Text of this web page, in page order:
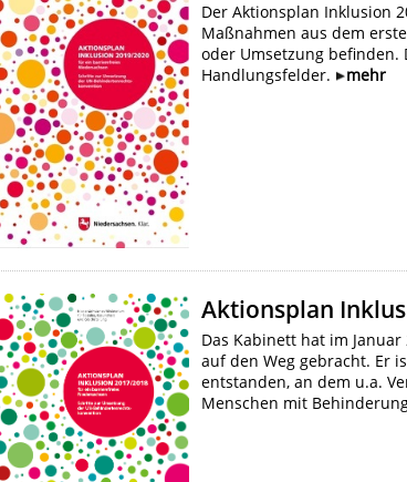
Der Aktionsplan Inklusion
Maßnahmen aus dem
oder Umsetzung
Handlungsfelder.
mehr
Aktionsplan
Das Kabinett hat im
auf den Weg gebracht. Er
entstanden, an dem u.a.
Menschen mit